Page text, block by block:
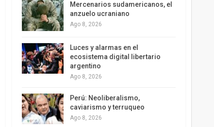
Mercenarios sudamericanos, el
anzuelo ucraniano
Ago 8, 2026
Luces y alarmas en el
ecosistema digital libertario
argentino
Ago 8, 2026
Perú: Neoliberalismo,
caviarismo y terruqueo
Ago 8, 2026